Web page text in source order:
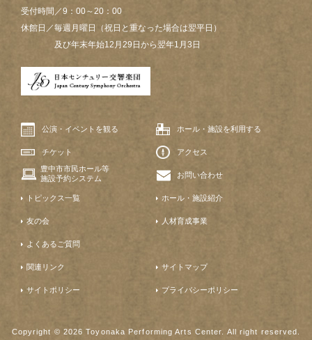
受付時間／9：00～20：00
休館日／毎週月曜日（祝日と重なった場合は翌平日）
及び年末年始12月29日から翌年1月3日
公演・イベントを観る ホール・施設を利用する
チケット
アクセス
豊中市市民ホール等
施設予約システム
お問い合わせ
トピックス一覧 ホール・施設紹介
友の会 人材育成事業
よくあるご質問
関連リンク サイトマップ
サイトポリシー プライバシーポリシー
Copyright © 2026 Toyonaka Performing Arts Center. All right reserved.